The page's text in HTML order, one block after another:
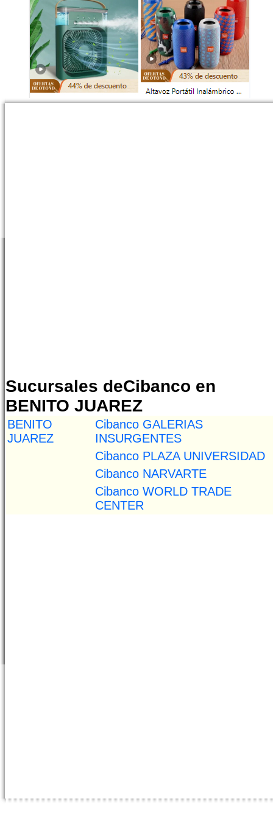
Sucursales deCibanco en
BENITO JUAREZ
BENITO
JUAREZ
Cibanco GALERIAS
INSURGENTES
Cibanco PLAZA UNIVERSIDAD
Cibanco NARVARTE
Cibanco WORLD TRADE
CENTER